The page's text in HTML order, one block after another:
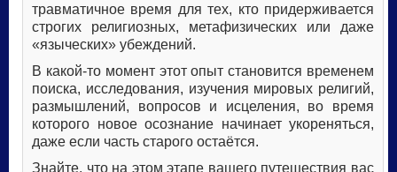
травматичное время для тех, кто придерживается
строгих религиозных, метафизических или даже
«языческих» убеждений.
В какой-то момент этот опыт становится временем
поиска, исследования, изучения мировых религий,
размышлений, вопросов и исцеления, во время
которого новое осознание начинает укореняться,
даже если часть старого остаётся.
Знайте, что на этом этапе вашего путешествия вас